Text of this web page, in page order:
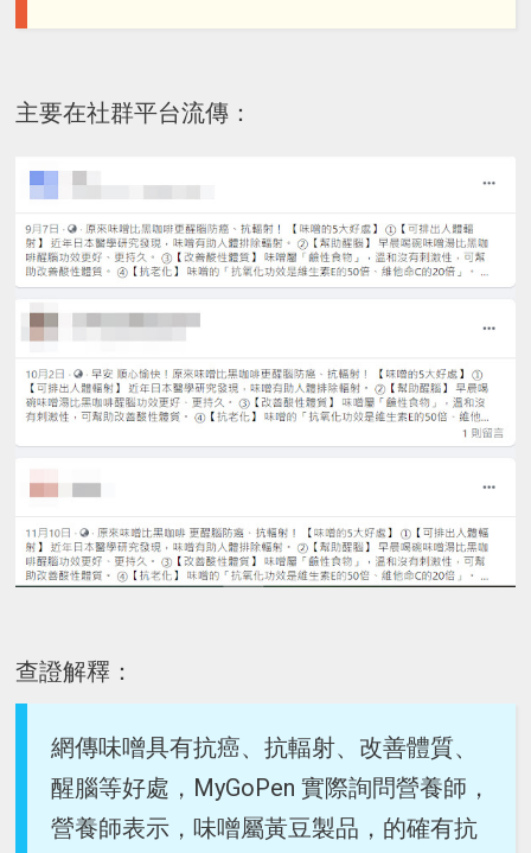
主要在社群平台流傳：
查證解釋：
網傳味噌具有抗癌、抗輻射、改善體質、
醒腦等好處，MyGoPen 實際詢問營養師，
營養師表示，味噌屬黃豆製品，的確有抗